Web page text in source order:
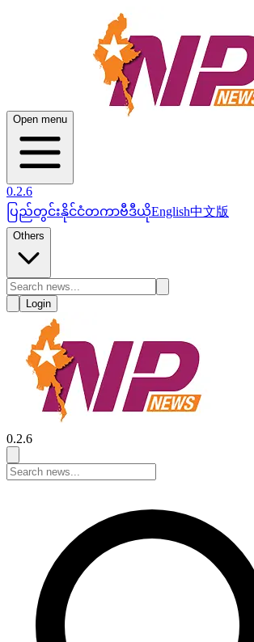
Open menu
0.2.6
ပြည်တွင်းနိုင်ငံတကာဗီဒီယိုEnglish中文版
Others
Login
0.2.6